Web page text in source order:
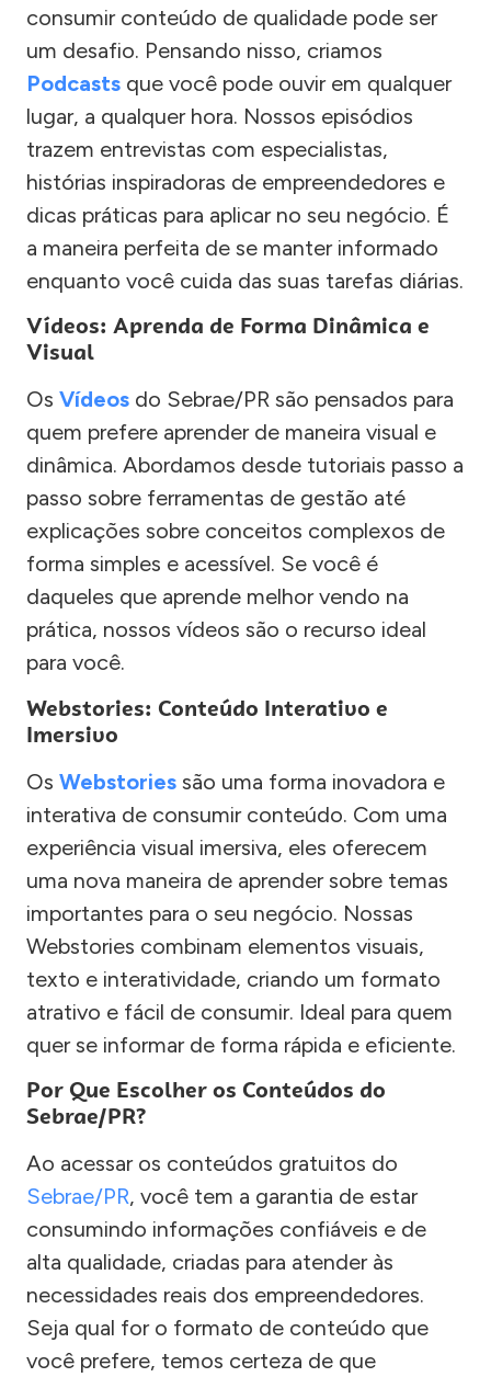
consumir conteúdo de qualidade pode ser
um desafio. Pensando nisso, criamos
Podcasts que você pode ouvir em qualquer
lugar, a qualquer hora. Nossos episódios
trazem entrevistas com especialistas,
histórias inspiradoras de empreendedores e
dicas práticas para aplicar no seu negócio. É
a maneira perfeita de se manter informado
enquanto você cuida das suas tarefas diárias.
Vídeos: Aprenda de Forma Dinâmica e
Visual
Os Vídeos do Sebrae/PR são pensados para
quem prefere aprender de maneira visual e
dinâmica. Abordamos desde tutoriais passo a
passo sobre ferramentas de gestão até
explicações sobre conceitos complexos de
forma simples e acessível. Se você é
daqueles que aprende melhor vendo na
prática, nossos vídeos são o recurso ideal
para você.
Webstories: Conteúdo Interativo e
Imersivo
Os Webstories são uma forma inovadora e
interativa de consumir conteúdo. Com uma
experiência visual imersiva, eles oferecem
uma nova maneira de aprender sobre temas
importantes para o seu negócio. Nossas
Webstories combinam elementos visuais,
texto e interatividade, criando um formato
atrativo e fácil de consumir. Ideal para quem
quer se informar de forma rápida e eficiente.
Por Que Escolher os Conteúdos do
Sebrae/PR?
Ao acessar os conteúdos gratuitos do
Sebrae/PR, você tem a garantia de estar
consumindo informações confiáveis e de
alta qualidade, criadas para atender às
necessidades reais dos empreendedores.
Seja qual for o formato de conteúdo que
você prefere, temos certeza de que